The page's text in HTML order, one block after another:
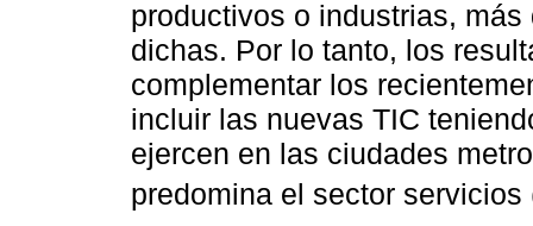
productivos o industrias,
dichas. Por lo tanto, los
complementar los
incluir las nuevas TIC
ejercen en las ciudades
predomina el sector servicios